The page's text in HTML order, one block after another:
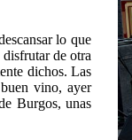
lo que
de otra
dichos. Las
vino, ayer
Burgos, unas